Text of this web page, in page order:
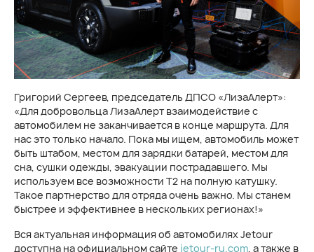
Григорий Сергеев, председатель ДПСО «ЛизаАлерт»:
«Для добровольца ЛизаАлерт взаимодействие с
автомобилем не заканчивается в конце маршрута. Для
нас это только начало. Пока мы ищем, автомобиль может
быть штабом, местом для зарядки батарей, местом для
сна, сушки одежды, эвакуации пострадавшего. Мы
используем все возможности Т2 на полную катушку.
Такое партнерство для отряда очень важно. Мы станем
быстрее и эффективнее в нескольких регионах!»
Вся актуальная информация об автомобилях Jetour
доступна на официальном сайте jetour-ru.com, а также в